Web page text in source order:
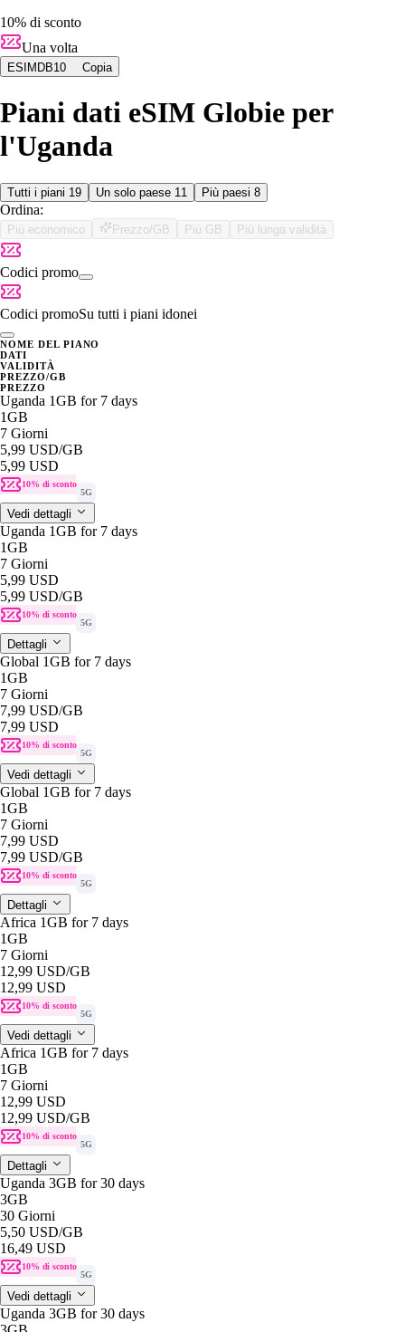
10% di sconto
Una volta
ESIMDB10 Copia
Piani dati eSIM Globie per
l'Uganda
Tutti i piani 19 Un solo paese 11 Più paesi 8
Ordina:
Più economico Prezzo/GB Più GB Più lunga validità
Codici promo
Codici promoSu tutti i piani idonei
NOME DEL PIANO
DATI
VALIDITÀ
PREZZO/GB
PREZZO
Uganda 1GB for 7 days
1GB
7 Giorni
5,99 USD/GB
5,99 USD
10% di sconto
5G
Vedi dettagli
Uganda 1GB for 7 days
1GB
7 Giorni
5,99 USD
5,99 USD/GB
10% di sconto
5G
Dettagli
Global 1GB for 7 days
1GB
7 Giorni
7,99 USD/GB
7,99 USD
10% di sconto
5G
Vedi dettagli
Global 1GB for 7 days
1GB
7 Giorni
7,99 USD
7,99 USD/GB
10% di sconto
5G
Dettagli
Africa 1GB for 7 days
1GB
7 Giorni
12,99 USD/GB
12,99 USD
10% di sconto
5G
Vedi dettagli
Africa 1GB for 7 days
1GB
7 Giorni
12,99 USD
12,99 USD/GB
10% di sconto
5G
Dettagli
Uganda 3GB for 30 days
3GB
30 Giorni
5,50 USD/GB
16,49 USD
10% di sconto
5G
Vedi dettagli
Uganda 3GB for 30 days